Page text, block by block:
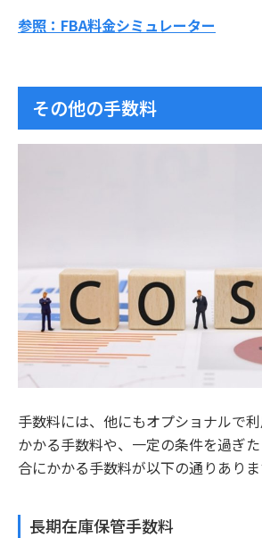
参照：FBA料金シミュレーター
その他の手数料
手数料には、他にもオプショナルで
かかる手数料や、一定の条件を過ぎ
合にかかる手数料が以下の通りありま
長期在庫保管手数料